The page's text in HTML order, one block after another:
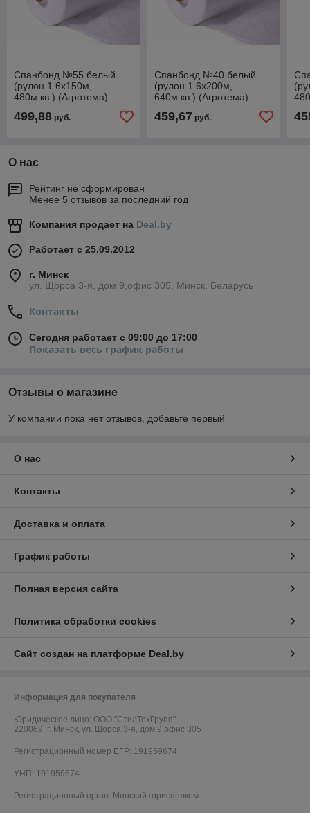
Спанбонд №55 белый
(рулон 1.6х150м,
480м.кв.) (Агротема)
499,88 руб.
Спанбонд №40 белый
(рулон 1.6х200м,
640м.кв.) (Агротема)
459,67 руб.
О нас
Рейтинг не сформирован
Менее 5 отзывов за последний год
Компания продает на Deal.by
Работает с 25.09.2012
г. Минск
ул. Щорса 3-я, дом 9,офис 305, Минск, Беларусь
Контакты
Сегодня работает с 09:00 до 17:00
Показать весь график работы
Отзывы о магазине
У компании пока нет отзывов, добавьте первый
О нас
Контакты
Доставка и оплата
График работы
Полная версия сайта
Политика обработки cookies
Сайт создан на платформе Deal.by
Информация для покупателя
Юридическое лицо: ООО "СтилТехГрупп"
220069, г. Минск, ул. Щорса 3-я, дом 9,офис 305
Регистрационный номер ЕГР: 191959674
УНП: 191959674
Регистрационный орган: Минский горисполком